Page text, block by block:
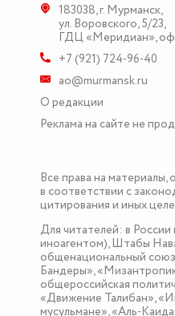
183038,г. Мурманск,
ул. Воровского, 5/23,
ГДЦ «Меридиан»,
+7 (921) 724-96-40
ao@murmansk.ru
О редакции
Реклама на сайте не
Все права на
в соответствии с
цитирования и иных
Для читателей: в
иноагентом), Штабы
общенациональный
Бандеры»,
общероссийская
«Движение Талибан»,
мусульмане», «Аль-